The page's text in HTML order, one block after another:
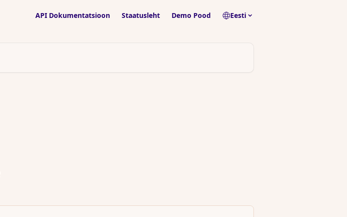
API Dokumentatsioon Staatusleht Demo Pood Eesti